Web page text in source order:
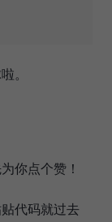
。
你点个赞！
代码就过去